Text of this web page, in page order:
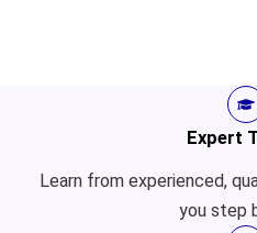
Expert
Learn from experienced,
you step